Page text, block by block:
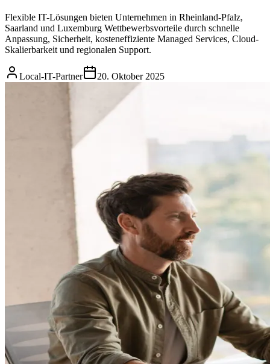
Flexible IT-Lösungen bieten Unternehmen in Rheinland-Pfalz,
Saarland und Luxemburg Wettbewerbsvorteile durch schnelle
Anpassung, Sicherheit, kosteneffiziente Managed Services, Cloud-
Skalierbarkeit und regionalen Support.
Local-IT-Partner 20. Oktober 2025